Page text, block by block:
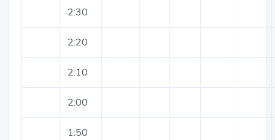
2:30
2:20
2:10
2:00
1:50